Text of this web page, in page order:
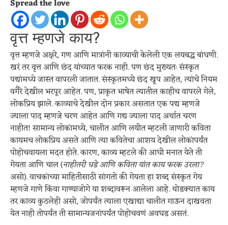
Spread the love
वृत्त म्हणजे काय?
वृत्त म्हणजे अक्षरे, गण आणि मात्रांनी काव्याची केलेली एक लयबद्ध बांधणी.
खरं तर वृत्त आणि छंद यांच्यात फरक नाही. पण छंद मुख्यतः संस्कृत
पद्यांमध्ये जास्त वापरली जातात. संस्कृतमध्ये छंद खूप आहेत, त्यांचे नियम
वगैरे देखील भरपूर आहेत. पण, प्राकृत भाषेत त्यातील काहीच वापरले गेले,
लोकप्रिय झाले. काव्याचे देखील दोन प्रकार असतात एक पद्य म्हणजे
ज्याला पाद म्हणजे चरण आहेत आणि गद्य ज्याला पाद अर्थात चरण
नाहीत! सामान्य लोकांमध्ये, चालीत आणि लयीत म्हटली जाणारी कविता
कायमच लोकप्रिय असते आणि त्या कवितेचा आशय देखील लोकांपर्यंत
पोहोचवायला मदत होते. कारण, काव्य म्हटले की आधी मनात येते ती
गेयता आणि चाल (नाहीतरी धडे आणि कविता यांत काय फरक उरला?
असो). वाचकांच्या माहितीसाठी सांगतो की गेयता हा शब्द संस्कृत गेय
म्हणजे गाणे किंवा गाण्याजोगे या शब्दावरून आलेला आहे. थोडक्यात काय
तर काव्य कुठलेही असो, जोपर्यंत त्याला एखाद्या चालीत गाऊन दाखवता
येत नाही तोपर्यंत ती सामान्यजनांपर्यंत पोहोचवणं अवघड असतं.